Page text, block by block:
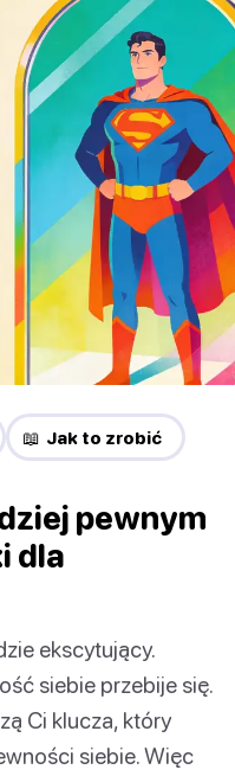
📖 Jak to zrobić
pewnym
dla
ekscytujący.
siebie przebije się.
Ci klucza, który
siebie. Więc